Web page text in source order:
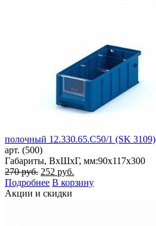
полочный 12.330.65.С50/1 (SK 3109)
арт. (500)
Габариты, ВxШxГ, мм:90x117x300
270руб. Первоначальная
цена
составляла
252 руб.
цена:
Подробнее В корзину
Акции и скидки